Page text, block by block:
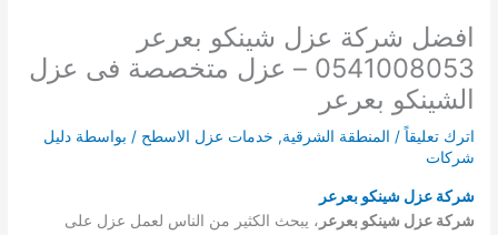
افضل شركة عزل شينكو بعرعر
0541008053 – عزل متخصصة فى عزل
الشينكو بعرعر
اترك تعليقاً / المنطقة الشرقية, خدمات عزل الاسطح / بواسطة دليل
شركات
شركة عزل شينكو بعرعر
شركة عزل شينكو بعرعر ، يبحث الكثير من الناس لعمل عزل على